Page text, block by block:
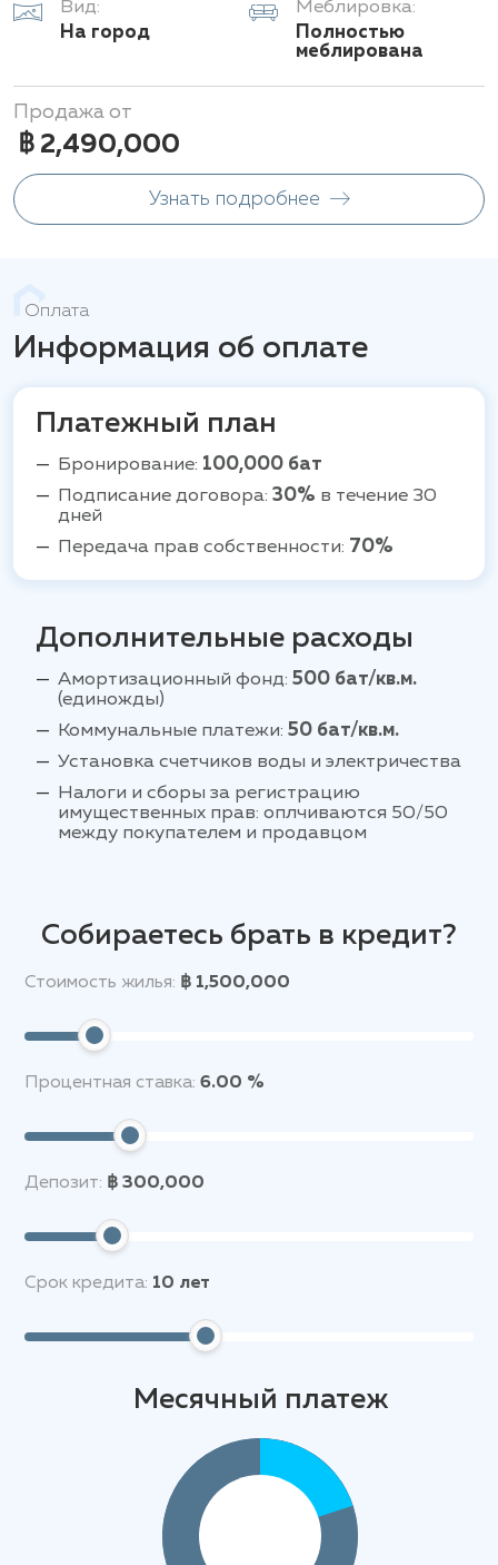
деятельности.
Вид:
На город
Меблировка:
Полностью
меблирована
Продажа от
฿ 2,490,000
Узнать подробнее
Оплата
Информация об оплате
Платежный план
Бронирование: 100,000 бат
Подписание договора: 30% в течение 30
дней
Передача прав собственности: 70%
Дополнительные расходы
Амортизационный фонд: 500 бат/кв.м.
(единожды)
Коммунальные платежи: 50 бат/кв.м.
Установка счетчиков воды и электричества
Налоги и сборы за регистрацию
имущественных прав: оплчиваются 50/50
между покупателем и продавцом
Собираетесь брать в кредит?
Стоимость жилья: ฿ 1,500,000
Процентная ставка: 6.00 %
Депозит: ฿ 300,000
Срок кредита: 10 лет
Месячный платеж